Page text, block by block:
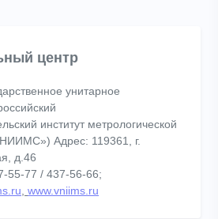
центр
унитарное
институт метрологической
Адрес: 119361, г.
д.46
55-77 / 437-56-66;
www.vniims.ru